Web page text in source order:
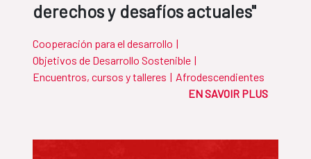
derechos y desafíos actuales"
Cooperación para el desarrollo |
Objetivos de Desarrollo Sostenible |
Encuentros, cursos y talleres | Afrodescendientes
EN SAVOIR PLUS